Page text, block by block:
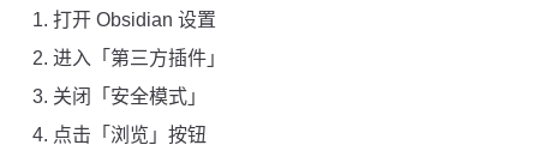
打开 Obsidian 设置
进入「第三方插件」
关闭「安全模式」
点击「浏览」按钮